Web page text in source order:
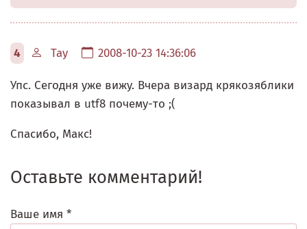
4 Tay 2008-10-23 14:36:06
Упс. Сегодня уже вижу. Вчера визард крякозяблики
показывал в utf8 почему-то ;(
Спасибо, Макс!
Оставьте комментарий!
Ваше имя *